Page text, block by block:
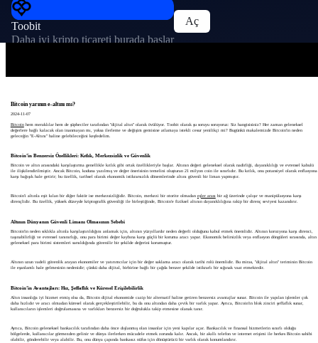
Toobit
Daha iyi kripto ticareti burada başlar
Aç
Bitcoin yarının e-altını mı?
2024-11-07
Bitcoinhem meraklılar hem de şüpheciler tarafından "dijital altın" olarak övülüyor. Toobit olarak şu soruyu soruyoruz: Siz hangisisiniz? Her zaman geleneksel
değerlere bağlı kalacak olan inanmayan mı, yoksa ilerleme ve değişim gemisine atlamaya istekli cesur yenilikçi mi? Bugünkü makalemizde Bitcoin'in neden
geleceğin "E-Altını" haline gelebileceğini keşfedelim.
Bitcoin’in Benzersiz Özellikleri: Kıtlık, Merkezsizlik ve Güvenlik
Bitcoin ve altın arasındaki karşılaştırma genellikle kıtlık gibi ortak özellikleriyle başlar. Altının değeri geleneksel olarak nadirliği, dayanıklılığı ve evrensel kabulü
ile ilişkilendirilmiştir. Ancak Bitcoin, koduna yazılmış ve değer önerisinin temelini oluşturan 21 milyon coin ile sınırlıdır. Bu kıtlık, onu potansiyel olarak enflasyona
karşı bağışık hale getirir; bu özellik, tarihsel olarak ekonomik istikrarsızlık dönemlerinde altını güvenli bir liman yapmıştır.
Bitcoin'i altınla eşit kılan bir diğer faktör ise merkezsizliğidir. Bitcoin, merkezi bir otorite olmadan eşler arasıbir ağ üzerinde çalışır ve manipülasyona karşı
dirençlidir. Bu özellik, yüksek düzeyde kriptografik güvenliği ile birleştiğinde, Bitcoin'e fiziksel altının dayanıklılığına rakip bir direnç seviyesi kazandırır.
Altının Dünyanın Güvenli Limanı Olmasının Sebebi
Bitcoin'in neden sıklıkla altınla karşılaştırıldığını anlamak için, altının yüzyıllardır neden değerli olduğunu kabul etmek önemlidir. Altının korozyona karşı direnci,
taşınabilirliği ve evrensel tanınırlığı, onu para birimi değer kaybına karşı güçlü bir koruma aracı yapar. Ekonomik belirsizlik veya enflasyon döngüleri sırasında, altın
geleneksel para birimi sistemleri sarsıldığında güvenilir bir şekilde değerini korumuştur.
Altının uzun vadeli güvenlik arayan ekonomiler ve yatırımcılar için bir değer saklama aracı olarak tarihi rolü önemlidir. Bu miras, "dijital altın" teriminin Bitcoin
ile eşanlamlı hale gelmesinin nedenidir; çünkü daha dijital, birbirine bağlı bir çağda benzer şekilde istikrarlı bir sığınak vaat etmektedir.
Bitcoin’in Avantajları: Hız, Şeffaflık ve Küresel Erişilebilirlik
Altın insanlığa iyi hizmet etmiş olsa da, Bitcoin dijital ekonomide cazip bir alternatif haline getiren benzersiz avantajlar sunar. Bitcoin ile yapılan işlemler çok
daha hızlıdır ve aracı olmadan küresel olarak gerçekleştirilebilir, bu da onu altından daha çevik bir varlık yapar. Ayrıca, Bitcoin'in blok zinciri şeffaflık sunar,
kullanıcıların işlemleri doğrulamasına ve varlıkları benzersiz bir doğrulukla takip etmesine olanak tanır.
Ayrıca, Bitcoin geleneksel bankacılık tarafından daha önce dışlanmış olan insanlar için yeni kapılar açar. Bankacılık ve finansal hizmetlerin sınırlı olduğu
bölgelerde, kullanıcılar görmezden gelinir ve dünya ilerlerken mücadele etmek zorunda kalır. Ancak, bir akıllı telefon ve internet erişimi ile herkes Bitcoin sahibi
olabilir, gönderebilir veya alabilir. Bu, onu dünya çapında bankasız nüfus için dönüştürücü bir varlık olarak konumlandırır.